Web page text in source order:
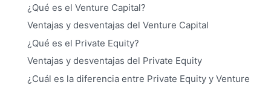
¿Qué es el Venture Capital?
Ventajas y desventajas del Venture Capital
¿Qué es el Private Equity?
Ventajas y desventajas del Private Equity
¿Cuál es la diferencia entre Private Equity y Venture